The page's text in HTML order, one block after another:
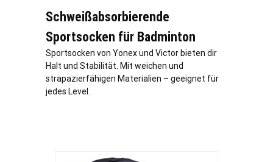
Schweißabsorbierende
Sportsocken für Badminton
Sportsocken von Yonex und Victor bieten dir
Halt und Stabilität. Mit weichen und
strapazierfähigen Materialien – geeignet für
jedes Level.